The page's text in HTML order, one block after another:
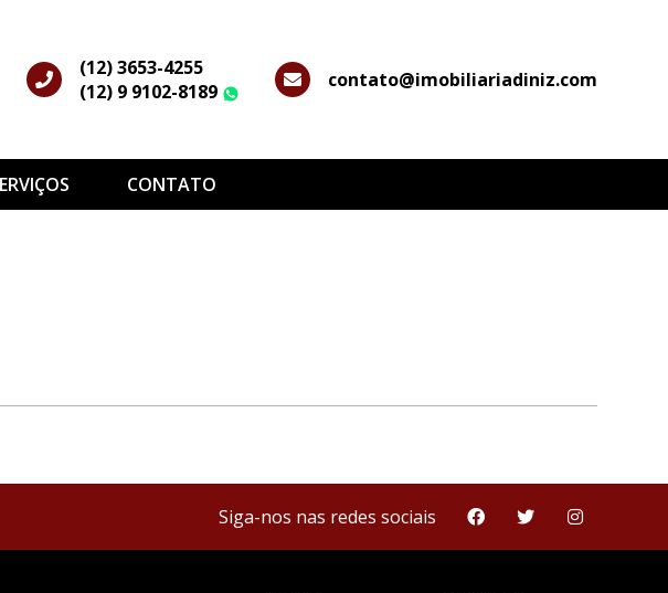
(12) 3653-4255
(12) 9 9102-8189
WhatsApp
contato@imobiliariadiniz.com
CONTATO
Siga-nos nas redes sociais